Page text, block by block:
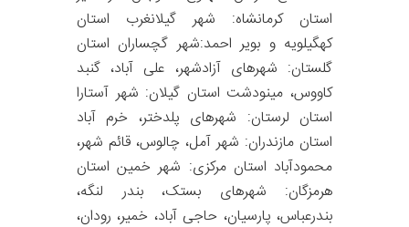
استان کرمانشاه: شهر گیلانغرب استان
کهگیلویه و بویر احمد:شهر گچساران استان
گلستان: شهرهای آزادشهر، علی آباد، گنبد
کاووس، مینودشت استان گیلان: شهر آستارا
استان لرستان: شهرهای پلدختر، خرم آباد
استان مازندران: شهر آمل، چالوس، قائم شهر،
محمودآباد استان مرکزی: شهر خمین استان
هرمزگان: شهرهای بستک، بندر لنگه،
بندرعباس، پارسیان، حاجی آباد، خمیر، رودان،